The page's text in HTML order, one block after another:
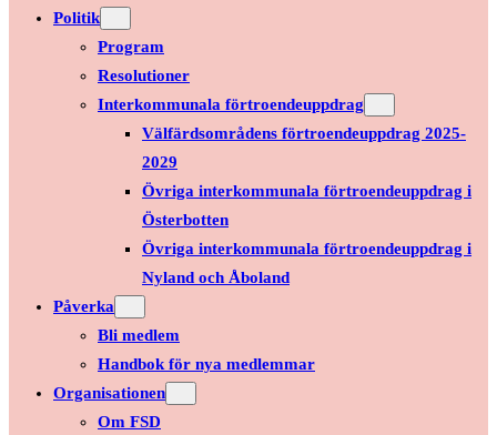
Politik
Program
Resolutioner
Interkommunala förtroendeuppdrag
Välfärdsområdens förtroendeuppdrag 2025-
2029
Övriga interkommunala förtroendeuppdrag i
Österbotten
Övriga interkommunala förtroendeuppdrag i
Nyland och Åboland
Påverka
Bli medlem
Handbok för nya medlemmar
Organisationen
Om FSD